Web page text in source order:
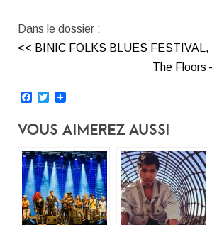
Dans le dossier :
<< BINIC FOLKS BLUES FESTIVAL,
Facebook
Twitter
Vous Aimerez Aussi